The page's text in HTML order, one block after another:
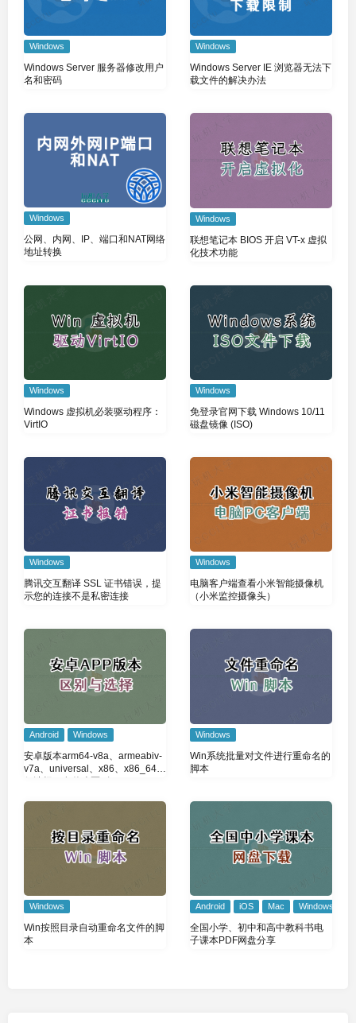
Windows
Windows Server 服务器修改用户
名和密码
Windows
Windows Server IE 浏览器无法下
载文件的解决办法
Windows
公网、内网、IP、端口和NAT网络
地址转换
Windows
联想笔记本 BIOS 开启 VT-x 虚拟
化技术功能
Windows
Windows 虚拟机必装驱动程序：
VirtIO
Windows
免登录官网下载 Windows 10/11
磁盘镜像 (ISO)
Windows
腾讯交互翻译 SSL 证书错误，提
示您的连接不是私密连接
Windows
电脑客户端查看小米智能摄像机
（小米监控摄像头）
Android Windows
安卓版本arm64-v8a、armeabiv-
v7a、universal、x86、x86_64如
何选择？有什么区别
Windows
Win系统批量对文件进行重命名的
脚本
Windows
Win按照目录自动重命名文件的脚
本
Android iOS Mac Windows
全国小学、初中和高中教科书电
子课本PDF网盘分享